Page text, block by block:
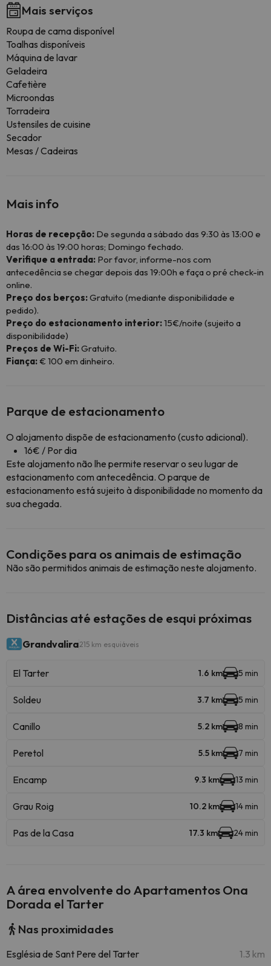
Mais serviços
Roupa de cama disponível
Toalhas disponíveis
Máquina de lavar
Geladeira
Cafetière
Microondas
Torradeira
Ustensiles de cuisine
Secador
Mesas / Cadeiras
Mais info
Horas de recepção: De segunda a sábado das 9:30 às 13:00 e
das 16:00 às 19:00 horas; Domingo fechado.
Verifique a entrada: Por favor, informe-nos com
antecedência se chegar depois das 19:00h e faça o pré check-in
online.
Preço dos berços:Gratuito (mediante disponibilidade e
pedido).
Preço do estacionamento interior:15€/noite (sujeito a
disponibilidade)
Preços de Wi-Fi:Gratuito.
Fiança:€ 100 em dinheiro.
Parque de estacionamento
O alojamento dispõe de estacionamento (custo adicional).
16€ / Por dia
Este alojamento não lhe permite reservar o seu lugar de
estacionamento com antecedência. O parque de
estacionamento está sujeito à disponibilidade no momento da
sua chegada.
Condições para os animais de estimação
Não são permitidos animais de estimação neste alojamento.
Distâncias até estações de esqui próximas
Grandvalira215 km esquiáveis
El Tarter 1.6 km 5 min
Soldeu 3.7 km 5 min
Canillo 5.2 km 8 min
Peretol 5.5 km 7 min
Encamp 9.3 km 13 min
Grau Roig 10.2 km 14 min
Pas de la Casa 17.3 km 24 min
A área envolvente do Apartamentos Ona
Dorada el Tarter
Nas proximidades
Església de Sant Pere del Tarter 1.3 km